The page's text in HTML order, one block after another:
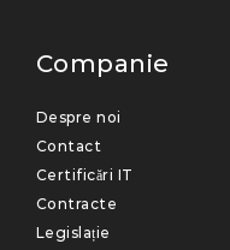
Companie
Despre noi
Contact
Certificări IT
Contracte
Legislație